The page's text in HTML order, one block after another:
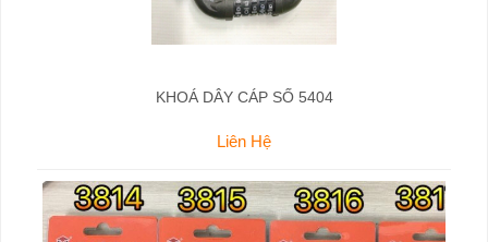
KHOÁ DÂY CÁP SỐ 5404
Liên Hệ